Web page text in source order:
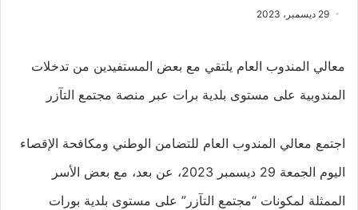
29 ديسمبر، 2023
معالي المندوب العام يلتقي مع بعض المستفيدين من تدخلات
المندوبية على مستوى بلدية برات عبر منصة مجتمع التآزر
اجتمع معالي المندوب العام للتضامن الوطني ومكافحة الإقصاء
اليوم الجمعة 29 ديسمبر 2023، عن بعد، مع بعض الأسر
الممثلة لمكونات “مجتمع التآزر” على مستوى بلدية بورات